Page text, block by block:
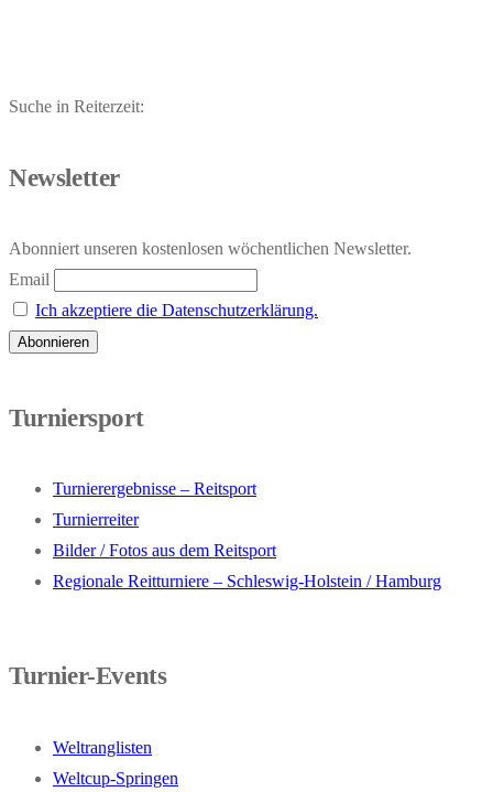
Suche in Reiterzeit:
Newsletter
Abonniert unseren kostenlosen wöchentlichen Newsletter.
Email
Ich akzeptiere die Datenschutzerklärung.
Turniersport
Turnierergebnisse – Reitsport
Turnierreiter
Bilder / Fotos aus dem Reitsport
Regionale Reitturniere – Schleswig-Holstein / Hamburg
Turnier-Events
Weltranglisten
Weltcup-Springen